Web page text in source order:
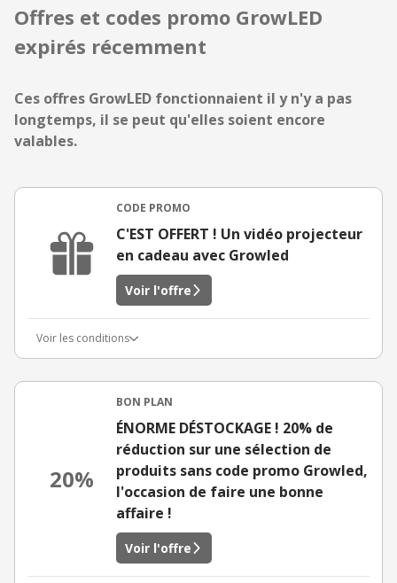
Offres et codes promo GrowLED
expirés récemment
Ces offres GrowLED fonctionnaient il y n'y a pas
longtemps, il se peut qu'elles soient encore
valables.
CODE PROMO
C'EST OFFERT ! Un vidéo projecteur
en cadeau avec Growled
Voir l'offre
Voir les conditions
20%
BON PLAN
ÉNORME DÉSTOCKAGE ! 20% de
réduction sur une sélection de
produits sans code promo Growled,
l'occasion de faire une bonne
affaire !
Voir l'offre